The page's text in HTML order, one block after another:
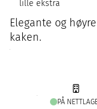
lille ekstra
Elegante og
kaken.
PÅ